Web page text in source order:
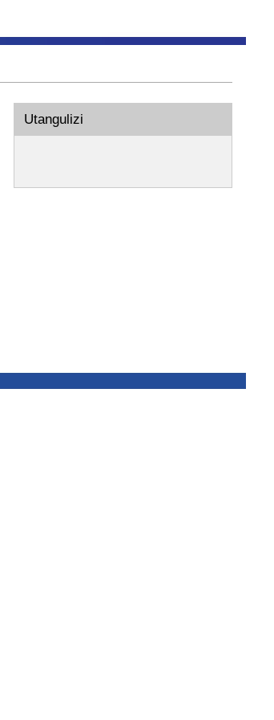
Utangulizi